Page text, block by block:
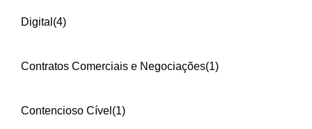
Digital (4)
Contratos Comerciais e Negociações(1)
Contencioso Cível (1)